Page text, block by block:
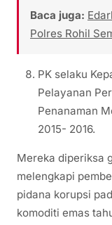
Baca juga:
Polres Rohil
PK selaku
Pelayanan
Penanaman
2015- 2016.
Mereka diperiksa
melengkapi
pidana korupsi
komoditi emas